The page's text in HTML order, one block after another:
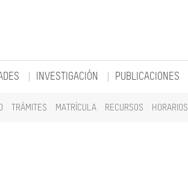
TRÁMITES MATRÍCULA RECURSOS HORARIOS
INVESTIGACIÓN PUBLICACIONES